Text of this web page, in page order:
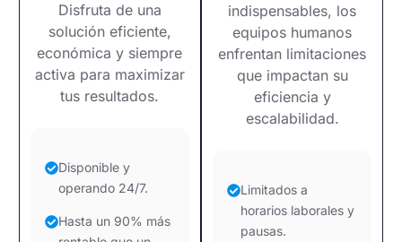
Disfruta de una
solución eficiente,
económica y siempre
activa para maximizar
tus resultados.
Disponible y
operando 24/7.
Hasta un 90% más
indispensables, los
equipos humanos
enfrentan limitaciones
que impactan su
eficiencia y
escalabilidad.
Limitados a
horarios laborales y
pausas.